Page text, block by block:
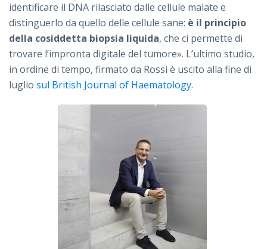
identificare il DNA rilasciato dalle cellule malate e
distinguerlo da quello delle cellule sane: è il principio
della cosiddetta biopsia liquida, che ci permette di
trovare l’impronta digitale del tumore». L’ultimo studio,
in ordine di tempo, firmato da Rossi è uscito alla fine di
luglio sul British Journal of Haematology.